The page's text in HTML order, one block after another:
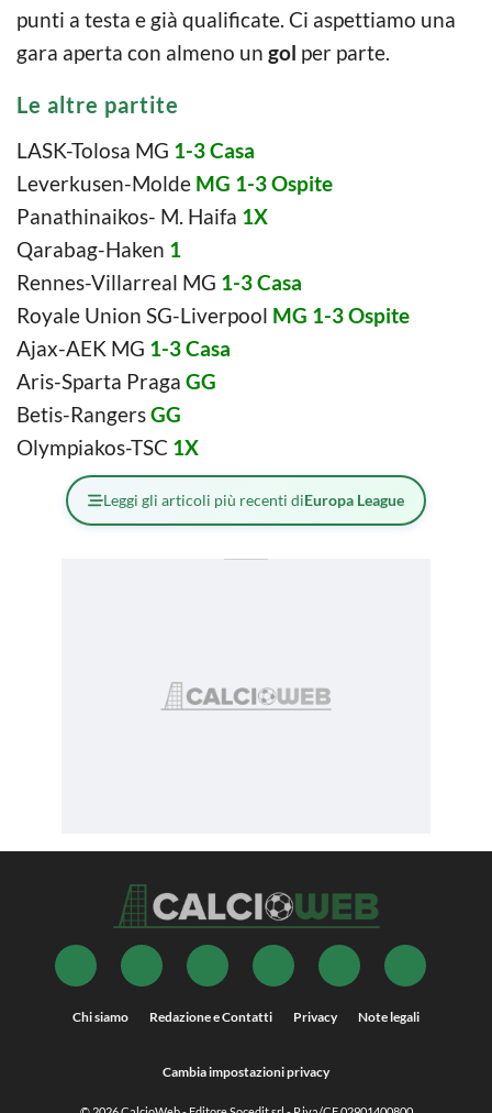
punti a testa e già qualificate. Ci aspettiamo una
gara aperta con almeno un gol per parte.
Le altre partite
LASK-Tolosa MG 1-3 Casa
Leverkusen-Molde MG 1-3 Ospite
Panathinaikos- M. Haifa 1X
Qarabag-Haken 1
Rennes-Villarreal MG 1-3 Casa
Royale Union SG-Liverpool MG 1-3 Ospite
Ajax-AEK MG 1-3 Casa
Aris-Sparta Praga GG
Betis-RangersGG
Olympiakos-TSC 1X
Leggi gli articoli più recenti diEuropa League
Chi siamo Redazione e Contatti Privacy Note legali
Cambia impostazioni privacy